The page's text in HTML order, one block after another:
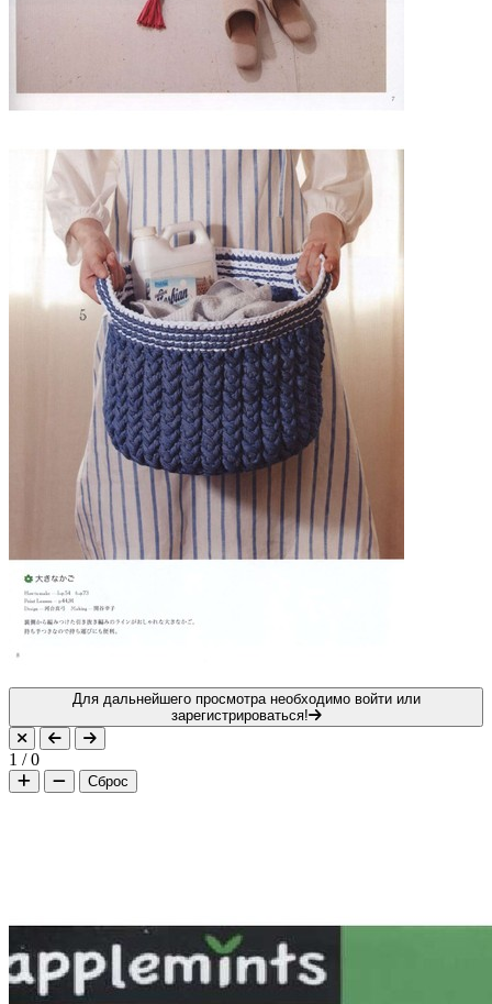
Для дальнейшего просмотра необходимо войти или
зарегистрироваться!
1 /0
Сброс